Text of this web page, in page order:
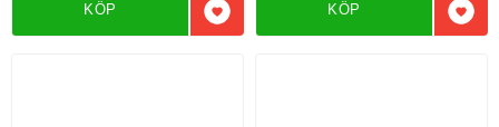
Lägg till i favoriter
KÖP KÖP